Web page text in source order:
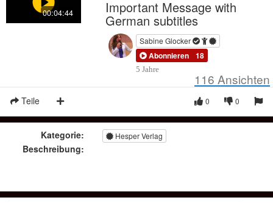
00:04:44 Important Message with
German subtitles
Sabine Glocker
Abonnieren 18
5 Jahre
116 Ansichten
Teile 0
0
Kategorie: Hesper Verlag
Beschreibung: